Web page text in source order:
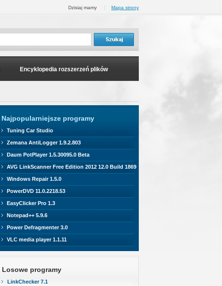
Dzisiaj mamy Mapa strony
Encyklopedia rozszerzeń plików
Najpopularniejsze programy
Tuning Car Studio
Zemana AntiLogger 1.9.2.803
Daum PotPlayer 1.5.30095.0 Beta
AVG LinkScanner Free Edition 2012 12.0 Build 1869
Windows Repair 1.5.0
PowerDVD 11.0.2218.53
EasyClicker Pro 1.3
Notepad++ 5.9.6
Power Defragmenter 3.0
VLC media player 1.1.11
Losowe programy
LinkChecker 7.1